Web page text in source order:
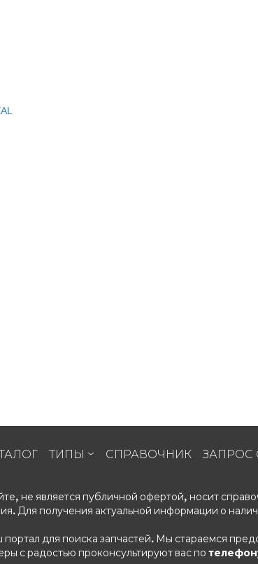
ТИПЫ СПРАВОЧНИК ЗАПРОС
не является публичной офертой, носит
Для получения актуальной информации о
для поиска запчастей. Мы стараемся
с радостью проконсультируют вас по